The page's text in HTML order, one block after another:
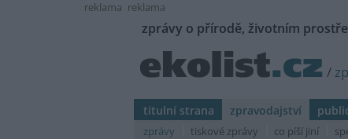
reklama reklama
zprávy o přírodě, životním
/
titulní strana zpravodajství
zprávy tiskové zprávy co píší jiní